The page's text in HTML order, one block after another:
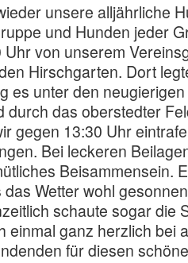
unsere alljährliche
und Hunden jeder
von unserem
Hirschgarten. Dort
es unter den
durch das oberstedter
gegen 13:30 Uhr
Bei leckeren
Beisammensein.
Wetter wohl
schaute sogar die
einmal ganz herzlich bei
für diesen